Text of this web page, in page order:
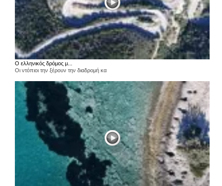
Ο ελληνικός δρόμος μ...
Οι ντόπιοι την ξέρουν την διαδρομή κα